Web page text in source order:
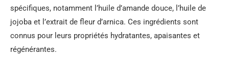
spécifiques, notamment l’huile d’amande douce, l’huile de
jojoba et l’extrait de fleur d’arnica. Ces ingrédients sont
connus pour leurs propriétés hydratantes, apaisantes et
régénérantes.